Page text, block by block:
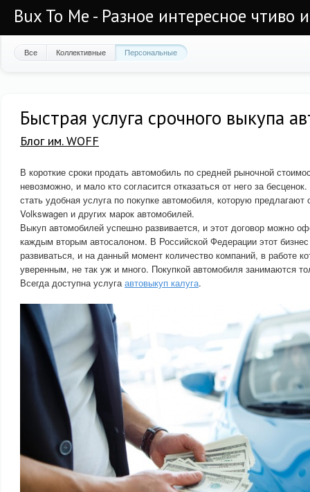
Bux To Me - Разное интересное чтиво
Все Коллективные Персональные
Быстрая услуга срочного выкупа
Блог им. WOFF
В короткие сроки продать автомобиль по средней рыночной
невозможно, и мало кто согласится отказаться от него за
стать удобная услуга по покупке автомобиля, которую
Volkswagen и других марок автомобилей.
Выкуп автомобилей успешно развивается, и этот договор можно
каждым вторым автосалоном. В Российской Федерации этот бизнес
развиваться, и на данный момент количество компаний, в работе
уверенным, не так уж и много. Покупкой автомобиля занимаются
Всегда доступна услугаавтовыкуп калуга.